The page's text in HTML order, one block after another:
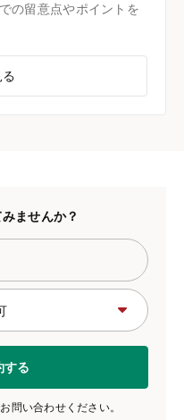
の留意点やポイントを
ませんか？
する
問い合わせください。